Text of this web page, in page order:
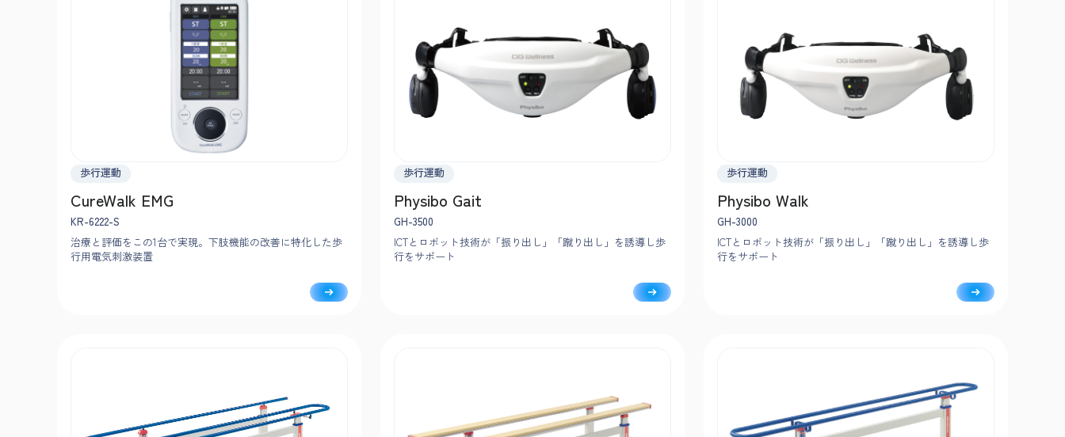
歩行運動
CureWalk EMG
KR-6222-S
治療と評価をこの1台で実現。下肢機能の改善に特化した歩
行用電気刺激装置
歩行運動
Physibo Gait
GH-3500
ICTとロボット技術が「振り出し」「蹴り出し」を誘導し歩
行をサポート
歩行運動
Physibo Walk
GH-3000
ICTとロボット技術が「振り出し」「蹴り出し」を誘導し歩
行をサポート